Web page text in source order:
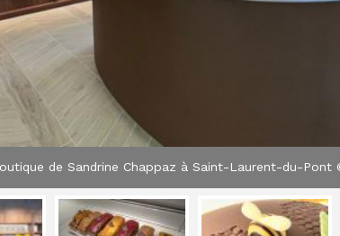
de Sandrine Chappaz à Saint-Laurent-du-Pont